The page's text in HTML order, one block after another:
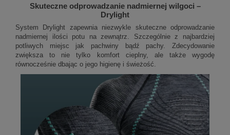
Skuteczne odprowadzanie nadmiernej wilgoci –
Drylight
System Drylight zapewnia niezwykle skuteczne odprowadzanie
nadmiernej ilości potu na zewnątrz. Szczególnie z najbardziej
potliwych miejsc jak pachwiny bądź pachy. Zdecydowanie
zwiększa to nie tylko komfort cieplny, ale także wygodę
równocześnie dbając o jego higienę i świeżość.